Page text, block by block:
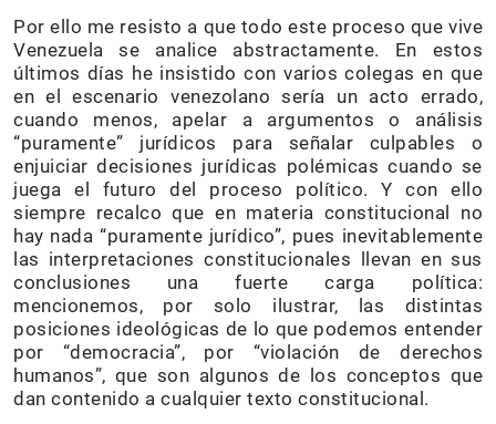
Por ello me resisto a que todo este proceso que vive
Venezuela se analice abstractamente. En estos
últimos días he insistido con varios colegas en que
en el escenario venezolano sería un acto errado,
cuando menos, apelar a argumentos o análisis
“puramente” jurídicos para señalar culpables o
enjuiciar decisiones jurídicas polémicas cuando se
juega el futuro del proceso político. Y con ello
siempre recalco que en materia constitucional no
hay nada “puramente jurídico”, pues inevitablemente
las interpretaciones constitucionales llevan en sus
conclusiones una fuerte carga política:
mencionemos, por solo ilustrar, las distintas
posiciones ideológicas de lo que podemos entender
por “democracia”, por “violación de derechos
humanos”, que son algunos de los conceptos que
dan contenido a cualquier texto constitucional.